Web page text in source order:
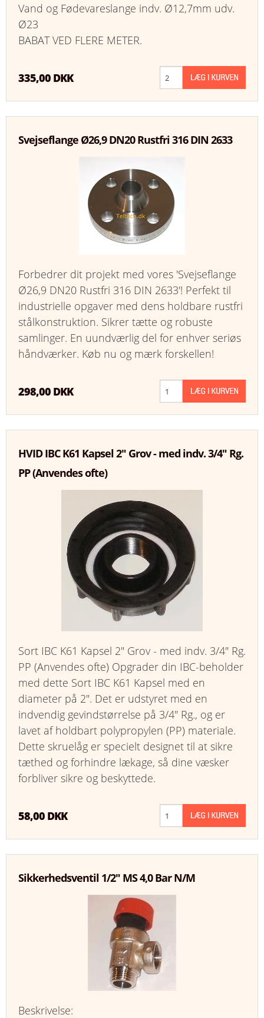
Vand og Fødevareslange indv. Ø12,7mm udv.
Ø23
BABAT VED FLERE METER.
335,00 DKK
Svejseflange Ø26,9 DN20 Rustfri 316 DIN 2633
Forbedrer dit projekt med vores 'Svejseflange
Ø26,9 DN20 Rustfri 316 DIN 2633'! Perfekt til
industrielle opgaver med dens holdbare rustfri
stålkonstruktion. Sikrer tætte og robuste
samlinger. En uundværlig del for enhver seriøs
håndværker. Køb nu og mærk forskellen!
298,00 DKK
HVID IBC K61 Kapsel 2" Grov - med indv. 3/4" Rg.
PP (Anvendes ofte)
Sort IBC K61 Kapsel 2" Grov - med indv. 3/4" Rg.
PP (Anvendes ofte) Opgrader din IBC-beholder
med dette Sort IBC K61 Kapsel med en
diameter på 2". Det er udstyret med en
indvendig gevindstørrelse på 3/4" Rg., og er
lavet af holdbart polypropylen (PP) materiale.
Dette skruelåg er specielt designet til at sikre
tæthed og forhindre lækage, så dine væsker
forbliver sikre og beskyttede.
58,00 DKK
Sikkerhedsventil 1/2" MS 4,0 Bar N/M
Beskrivelse: